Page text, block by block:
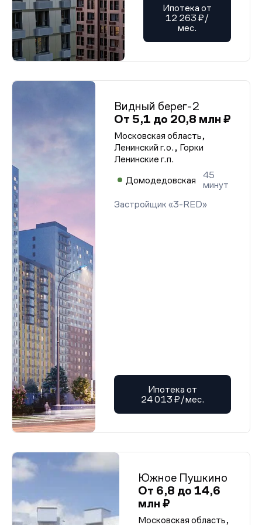
Разрешение на ввод от 12.02.2025 г. (корп. 19)
Разрешение на ввод от 12.02.2025 г. (корп. 19)
Разрешение на ввод от 12.02.2025 г. (корп. 19)
Разрешение на ввод от 12.02.2025 г. (корп. 19)
Разрешение на ввод от 12.02.2025 г. (корп. 19)
Разрешение на ввод от 12.02.2025 г. (корп. 19)
Разрешение на ввод от 12.02.2025 г. (корп. 19)
Разрешение на ввод от 12.02.2025 г. (корп. 19)
Разрешение на ввод от 12.02.2025 г. (корп. 19)
Разрешение на ввод от 12.02.2025 г. (корп. 19)
Разрешение на ввод от 12.02.2025 г. (корп. 19)
Разрешение на ввод от 12.02.2025 г. (корп. 19)
Разрешение на ввод от 12.02.2025 г. (корп. 19)
Разрешение на ввод от 12.02.2025 г. (корп. 19)
Разрешение на ввод от 12.02.2025 г. (корп. 19)
Разрешение на ввод от 12.02.2025 г. (корп. 19)
Разрешение на ввод от 12.02.2025 г. (корп. 19)
Разрешение на ввод от 12.02.2025 г. (корп. 19)
Разрешение на ввод от 12.02.2025 г. (корп. 19)
Разрешение на ввод от 12.02.2025 г. (корп. 19)
Разрешение на ввод от 12.02.2025 г. (корп. 19)
Разрешение на ввод от 12.02.2025 г. (корп. 19)
Разрешение на ввод от 12.02.2025 г. (корп. 19)
Разрешение на ввод от 12.02.2025 г. (корп. 19)
Разрешение на ввод от 12.02.2025 г. (корп. 19)
Разрешение на ввод от 12.02.2025 г. (корп. 19)
Разрешение на ввод от 12.02.2025 г. (корп. 19)
Разрешение на ввод от 12.02.2025 г. (корп. 19)
Разрешение на ввод от 12.02.2025 г. (корп. 19)
Разрешение на ввод от 12.02.2025 г. (корп. 19)
Разрешение на ввод от 12.02.2025 г. (корп. 19)
Разрешение на ввод от 12.02.2025 г. (корп. 19)
Разрешение на ввод от 12.02.2025 г. (корп. 19)
Разрешение на ввод от 12.02.2025 г. (корп. 19)
Разрешение на ввод от 12.02.2025 г. (корп. 19)
Разрешение на ввод от 12.02.2025 г. (корп. 19)
Разрешение на ввод от 12.02.2025 г. (корп. 19)
Разрешение на ввод от 12.02.2025 г. (корп. 19)
Разрешение на ввод от 12.02.2025 г. (корп. 19)
Разрешение на ввод от 12.02.2025 г. (корп. 19)
Разрешение на ввод от 12.02.2025 г. (корп. 19)
Разрешение на ввод от 12.02.2025 г. (корп. 19)
Разрешение на ввод от 12.02.2025 г. (корп. 19)
Разрешение на ввод от 12.02.2025 г. (корп. 19)
Разрешение на ввод от 12.02.2025 г. (корп. 19)
Разрешение на ввод от 12.02.2025 г. (корп. 19)
Разрешение на ввод от 12.02.2025 г. (корп. 19)
Разрешение на ввод от 12.02.2025 г. (корп. 19)
Ипотека от
12 263 ₽/
мес.
Видный берег-2
От 5,1 до 20,8 млн ₽
Московская область,
Ленинский г.о., Горки
Ленинские г.п.
Домодедовская
45
минут
Застройщик «3-RED»
Ипотека от
24 013 ₽/мес.
Южное Пушкино
От 6,8 до 14,6
млн ₽
Московская область,